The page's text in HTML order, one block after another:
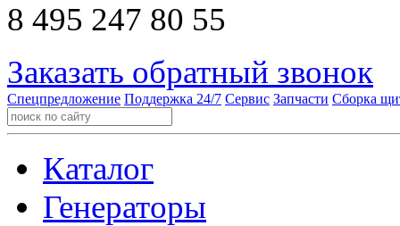
8 495 247 80 55
Заказать обратный звонок
Спецпредложение Поддержка 24/7 Сервис Запчасти Сборка
Каталог
Генераторы